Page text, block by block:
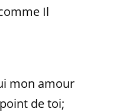
Il
mon amour
de toi;